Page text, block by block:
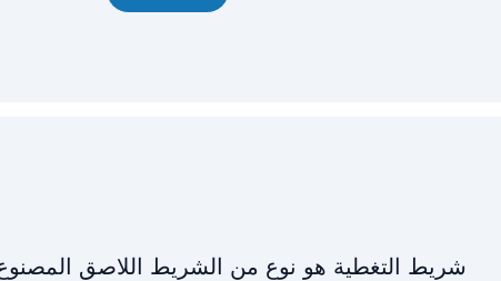
شريط التغطية هو نوع من الشريط اللاصق